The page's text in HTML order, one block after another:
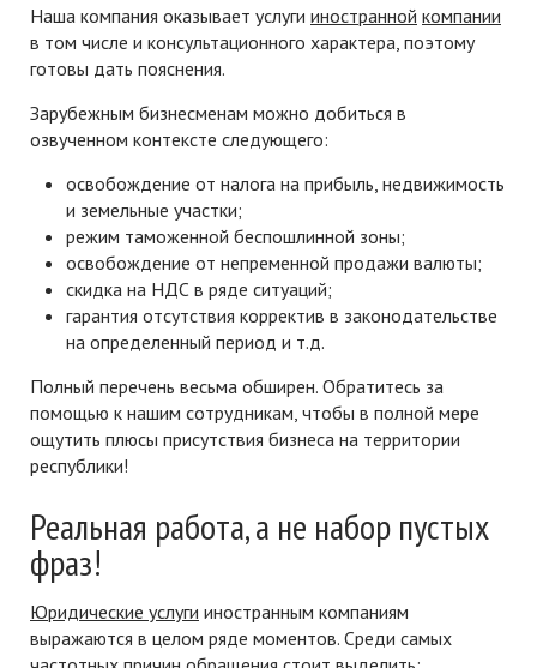
Наша компания оказывает услуги иностранной компании
в том числе и консультационного характера, поэтому
готовы дать пояснения.
Зарубежным бизнесменам можно добиться в
озвученном контексте следующего:
освобождение от налога на прибыль, недвижимость
и земельные участки;
режим таможенной беспошлинной зоны;
освобождение от непременной продажи валюты;
скидка на НДС в ряде ситуаций;
гарантия отсутствия корректив в законодательстве
на определенный период и т.д.
Полный перечень весьма обширен. Обратитесь за
помощью к нашим сотрудникам, чтобы в полной мере
ощутить плюсы присутствия бизнеса на территории
республики!
Реальная работа, а не набор пустых
фраз!
Юридические услуги иностранным компаниям
выражаются в целом ряде моментов. Среди самых